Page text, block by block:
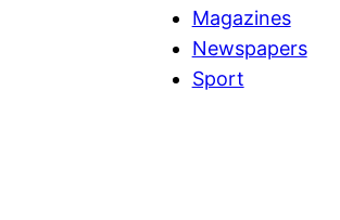
Magazines
Newspapers
Sport